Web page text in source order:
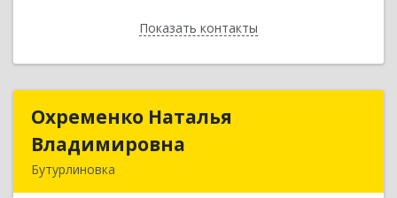
Показать контакты
Назад
Охременко Наталья
Владимировна
Бутурлиновка
Охременко Наталья